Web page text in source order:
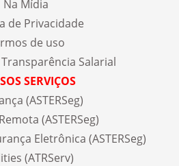
Na Mídia
de Privacidade
de uso
Salarial
SERVIÇOS
(ASTERSeg)
(ASTERSeg)
Eletrônica (ASTERSeg)
(ATRServ)